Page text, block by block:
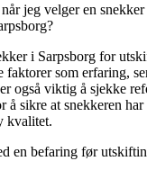
jeg velger en
i Sarpsborg for
faktorer som erfaring,
også viktig å sjekke
å sikre at snekkeren
kvalitet.
en befaring før